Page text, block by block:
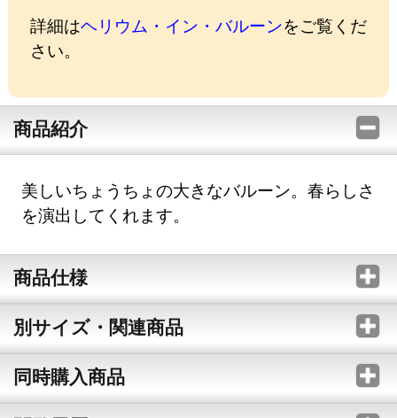
詳細はヘリウム・イン・バルーンをご覧くだ
さい。
商品紹介
美しいちょうちょの大きなバルーン。春らしさ
を演出してくれます。
商品仕様
別サイズ・関連商品
同時購入商品